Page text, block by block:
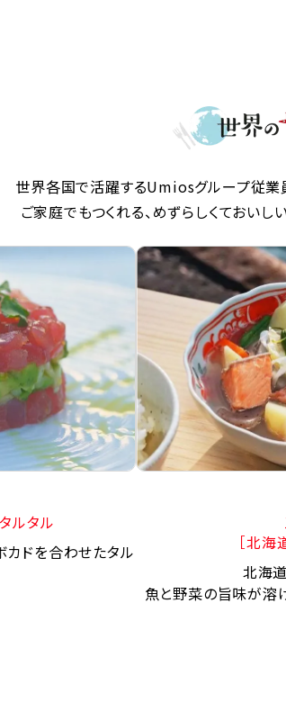
世界各国で活躍するUmiosグループ従業
ご家庭でもつくれる、めずらしくておい
ルタル
ドを合わせたタル
［北海
北海
魚と野菜の旨味が溶